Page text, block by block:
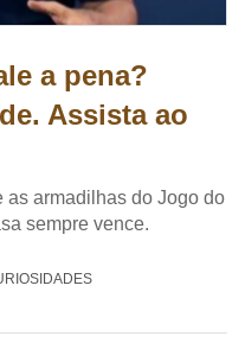
a pena?
Assista ao
as armadilhas do Jogo do
sempre vence.